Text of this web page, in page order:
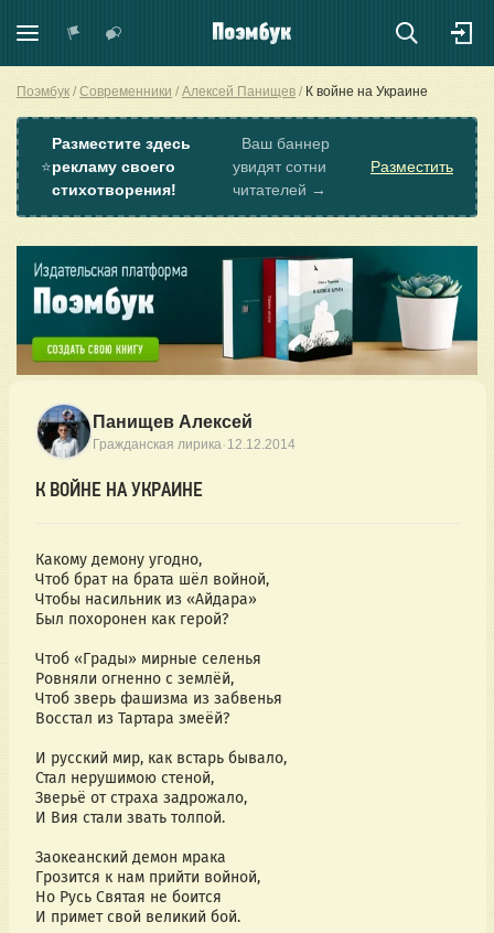
Поэмбук Современники Алексей Панищев К войне на Украине
⭐
Разместите здесь
рекламу своего
стихотворения!
Ваш баннер
увидят сотни
читателей →
Разместить
Панищев Алексей
Гражданская лирика· 12.12.2014
К ВОЙНЕ НА УКРАИНЕ
Какому демону угодно,
Чтоб брат на брата шёл войной,
Чтобы насильник из «Айдара»
Был похоронен как герой?
Чтоб «Грады» мирные селенья
Ровняли огненно с землёй,
Чтоб зверь фашизма из забвенья
Восстал из Тартара змеёй?
И русский мир, как встарь бывало,
Стал нерушимою стеной,
Зверьё от страха задрожало,
И Вия стали звать толпой.
Заокеанский демон мрака
Грозится к нам прийти войной,
Но Русь Святая не боится
И примет свой великий бой.